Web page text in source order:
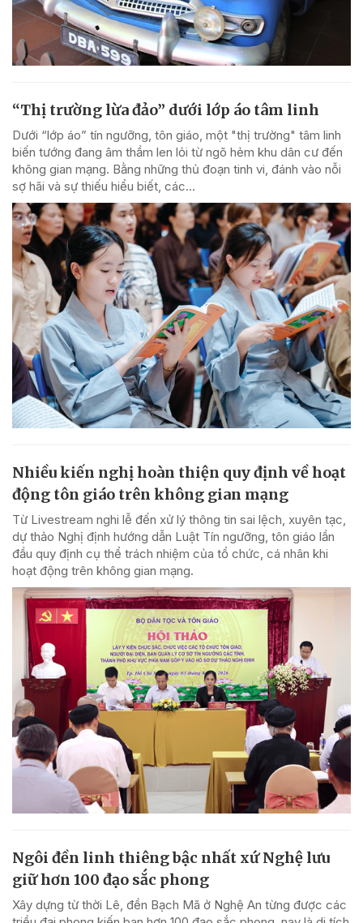
“Thị trường lừa đảo” dưới lớp áo tâm linh
Dưới “lớp áo” tín ngưỡng, tôn giáo, một "thị trường" tâm linh
biến tướng đang âm thầm len lỏi từ ngõ hẻm khu dân cư đến
không gian mạng. Bằng những thủ đoạn tinh vi, đánh vào nỗi
sợ hãi và sự thiếu hiểu biết, các...
Nhiều kiến nghị hoàn thiện quy định về hoạt
động tôn giáo trên không gian mạng
Từ Livestream nghi lễ đến xử lý thông tin sai lệch, xuyên tạc,
dự thảo Nghị định hướng dẫn Luật Tín ngưỡng, tôn giáo lần
đầu quy định cụ thể trách nhiệm của tổ chức, cá nhân khi
hoạt động trên không gian mạng.
Ngôi đền linh thiêng bậc nhất xứ Nghệ lưu
giữ hơn 100 đạo sắc phong
Xây dựng từ thời Lê, đền Bạch Mã ở Nghệ An từng được các